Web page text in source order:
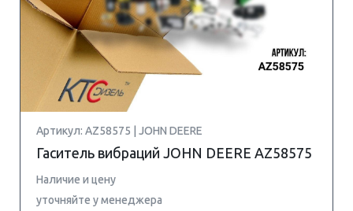
Артикул: AZ58575 | JOHN DEERE
Гаситель вибраций JOHN DEERE AZ58575
Наличие и цену
уточняйте у менеджера